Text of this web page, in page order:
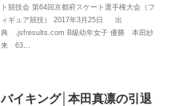
ト競技会 第64回京都府スケート選手権大会（フ
ィギュア競技） 2017年3月25日 出
典 .jsfresults.com B級幼年女子 優勝 本田紗
来 63…
バイキング│本田真凛の引退